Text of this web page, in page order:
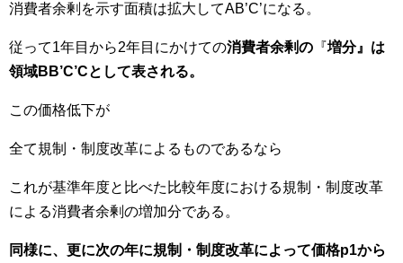
消費者余剰を示す面積は拡大してAB’C’になる。
従って1年目から2年目にかけての消費者余剰の 『増分』は
領域BB’C’Cとして表される。
この価格低下が
全て規制・制度改革によるものであるなら
これが基準年度と比べた比較年度における規制・制度改革
による消費者余剰の増加分である。
同様に、更に次の年に規制・制度改革によって価格p1から